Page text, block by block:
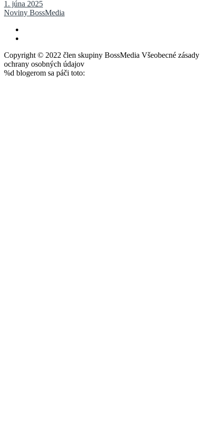
1. júna 2025
Noviny BossMedia
Copyright © 2022 člen skupiny BossMedia Všeobecné zásady
ochrany osobných údajov
%d blogerom sa páči toto: